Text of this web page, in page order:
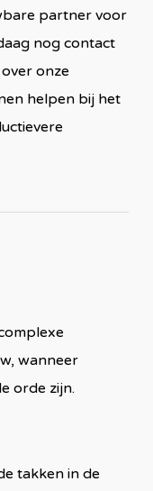
partner voor
nog contact
onze
helpen bij het
wanneer
orde zijn.
takken in de